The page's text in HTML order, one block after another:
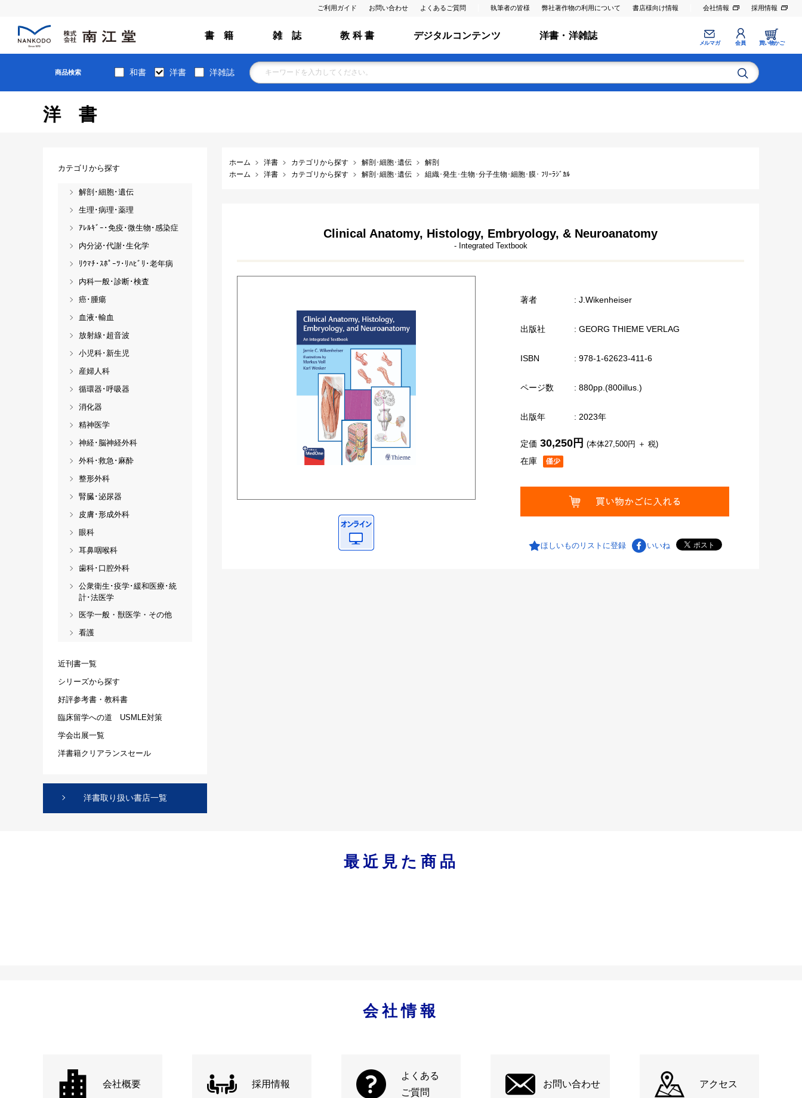
ご利用ガイド お問い合わせ よくあるご質問 執筆者の皆様 弊社著作物の利用について 書店様向け情報 会社情報 採用情報
書 籍 雑 誌 教 科 書 デジタルコンテンツ 洋書・洋雑誌
メルマガ 会員 買い物かご
商品検索 和書 洋書 洋雑誌
洋書
ホーム 洋書 カテゴリから探す 解剖･細胞･遺伝
解剖
ホーム
洋書 カテゴリから探す 解剖･細胞･遺伝 組織･発生･生物･分子生物･細胞･膜･ ﾌﾘｰﾗｼﾞｶﾙ
Clinical Anatomy, Histology, Embryology, & Neuroanatomy
- Integrated Textbook
著者 : J.Wikenheiser
出版社 : GEORG THIEME VERLAG
ISBN : 978-1-62623-411-6
ページ数 : 880pp.(800illus.)
出版年 : 2023年
在庫
定価 30,250円 (本体27,500円 ＋ 税)
ほしいものリストに登録 いいね
カテゴリから探す
解剖･細胞･遺伝
生理･病理･薬理
ｱﾚﾙｷﾞｰ･免疫･微生物･感染症
内分泌･代謝･生化学
ﾘｳﾏﾁ･ｽﾎﾟｰﾂ･ﾘﾊﾋﾞﾘ･老年病
内科一般･診断･検査
癌･腫瘍
血液･輸血
放射線･超音波
小児科･新生児
産婦人科
循環器･呼吸器
消化器
精神医学
神経･脳神経外科
外科･救急･麻酔
整形外科
腎臓･泌尿器
皮膚･形成外科
眼科
耳鼻咽喉科
歯科･口腔外科
公衆衛生･疫学･緩和医療･統
計･法医学
医学一般・獣医学・その他
看護
近刊書一覧
シリーズから探す
好評参考書・教科書
臨床留学への道 USMLE対策
学会出展一覧
洋書籍クリアランスセール
洋書取り扱い書店一覧
最近見た商品
会社情報
会社概要 採用情報
よくある
ご質問
お問い合わせ アクセス